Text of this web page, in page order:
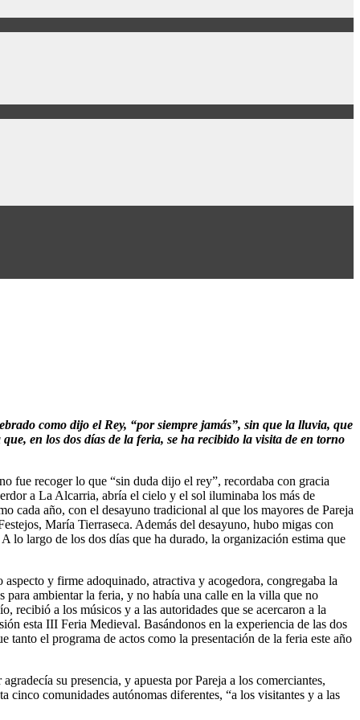
como dijo el Rey, “por siempre jamás”, sin que la lluvia, que
en los dos días de la feria, se ha recibido la visita de en torno
fue recoger lo que “sin duda dijo el rey”, recordaba con gracia
a La Alcarria, abría el cielo y el sol iluminaba los más de
cada año, con el desayuno tradicional al que los mayores de Pareja
María Tierraseca. Además del desayuno, hubo migas con
lo largo de los dos días que ha durado, la organización estima que
y firme adoquinado, atractiva y acogedora, congregaba la
para ambientar la feria, y no había una calle en la villa que no
recibió a los músicos y a las autoridades que se acercaron a la
esta III Feria Medieval. Basándonos en la experiencia de las dos
tanto el programa de actos como la presentación de la feria este año
su presencia, y apuesta por Pareja a los comerciantes,
cinco comunidades autónomas diferentes, “a los visitantes y a las